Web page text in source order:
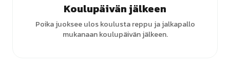
Koulupäivän jälkeen
Poika juoksee ulos koulusta reppu ja jalkapallo
mukanaan koulupäivän jälkeen.